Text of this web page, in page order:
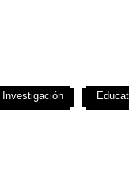
Investigación